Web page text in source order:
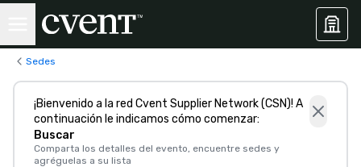
Sedes
¡Bienvenido a la red Cvent Supplier Network (CSN)! A
continuación le indicamos cómo comenzar:
Buscar
Comparta los detalles del evento, encuentre sedes y
agréguelas a su lista